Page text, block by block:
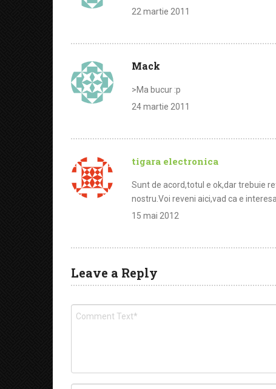
22 martie 2011
Mack
>Ma bucur :p
24 martie 2011
tigara electronica
Sunt de acord,totul e ok,dar trebuie
nostru.Voi reveni aici,vad ca e
15 mai 2012
Leave a Reply